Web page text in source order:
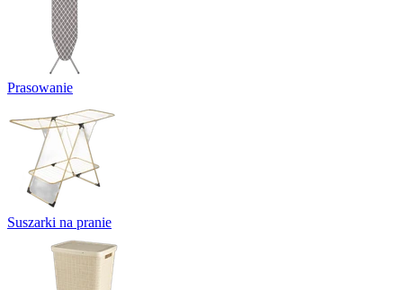
Prasowanie
Suszarki na pranie